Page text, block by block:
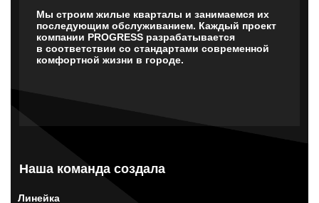
Мы строим жилые кварталы и занимаемся их
последующим обслуживанием. Каждый проект
компании PROGRESS разрабатывается
в соответствии со стандартами современной
комфортной жизни в городе.
Наша команда создала
Линейка